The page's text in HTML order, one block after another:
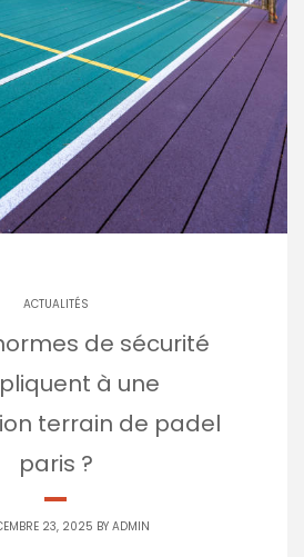
ACTUALITÉS
de sécurité
à une
terrain de padel
paris ?
23, 2025 BYADMIN